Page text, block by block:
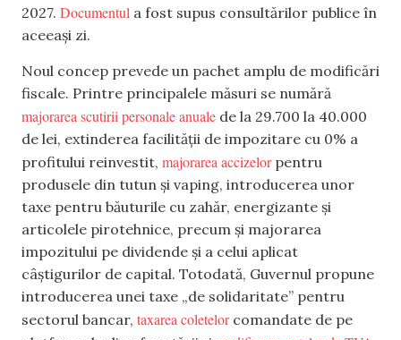
2027. Documentul a fost supus consultărilor publice în
aceeași zi.
Noul concep prevede un pachet amplu de modificări
fiscale. Printre principalele măsuri se numără
majorarea scutirii personale anuale de la 29.700 la 40.000
de lei, extinderea facilității de impozitare cu 0% a
profitului reinvestit, majorarea accizelorpentru
produsele din tutun și vaping, introducerea unor
taxe pentru băuturile cu zahăr, energizante și
articolele pirotehnice, precum și majorarea
impozitului pe dividende și a celui aplicat
câștigurilor de capital. Totodată, Guvernul propune
introducerea unei taxe „de solidaritate” pentru
sectorul bancar, taxarea coletelorcomandate de pe